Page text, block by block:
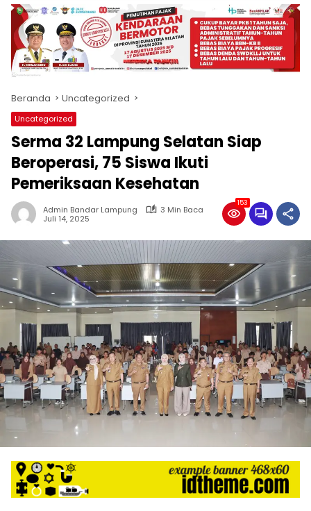
produk
antara
lain
mampu
menjadi
komunikasi
usaha
(beriklan),
fokus
pada
pemberitaan
nasional
maupun
international,
dan
dinamis,
memiliki
kisaran
iklan
yang
relatif
lebih
murah
dari
Koran
maupun
media
siber
lainnya,
desain
Beranda Uncategorized
Uncategorized
Serma 32 Lampung Selatan Siap
Beroperasi, 75 Siswa Ikuti
Pemeriksaan Kesehatan
Admin Bandar Lampung
3 Min Baca
Juli 14, 2025
153